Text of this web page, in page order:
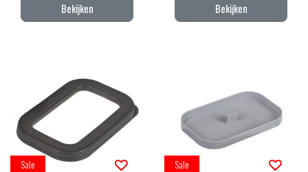
Bekijken Bekijken
Sale Sale